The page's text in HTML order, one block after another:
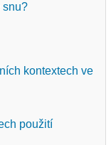
snu?
kontextech ve
použití